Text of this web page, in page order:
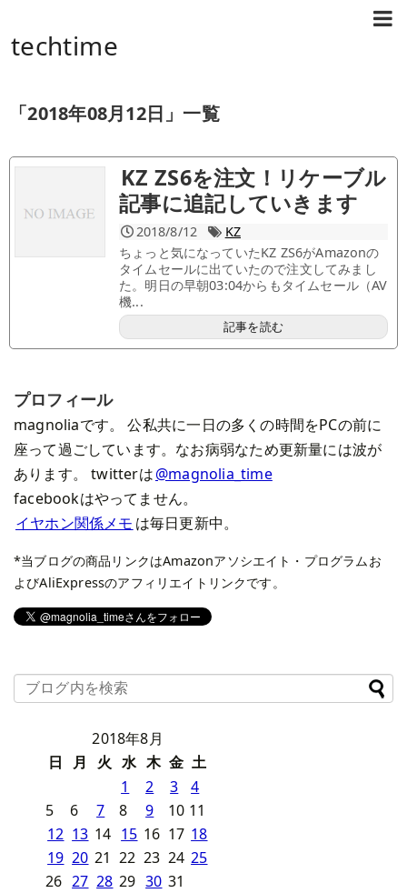
techtime
「2018年08月12日 」 一覧
KZ ZS6を注文！リケーブル
記事に追記していきます
2018/8/12
KZ
ちょっと気になっていたKZ ZS6がAmazonの
タイムセールに出ていたので注文してみまし
た。明日の早朝03:04からもタイムセール（AV
機...
記事を読む
プロフィール
magnoliaです。 公私共に一日の多くの時間をPCの前に
座って過ごしています。なお病弱なため更新量には波が
あります。 twitterは@magnolia_time
facebookはやってません。
イヤホン関係メモ は毎日更新中。
*当ブログの商品リンクはAmazonアソシエイト・プログラムお
よびAliExpressのアフィリエイトリンクです。
2018年8月
日
月 火 水 木 金 土
1 2 3
4
5
6 7 8 9 10 11
12 13 14 15 16 17 18
19 20 21 22 23 24 25
26 27 28 29 30 31